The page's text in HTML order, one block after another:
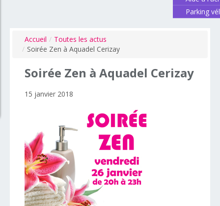
Parking
Accueil / Toutes les actus
/ Soirée Zen à Aquadel Cerizay
Soirée Zen à Aquadel Cerizay
15 janvier 2018